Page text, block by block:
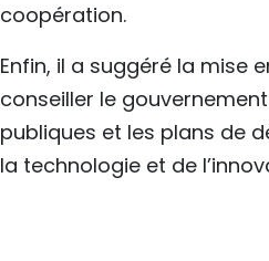
coopération.
Enfin, il a suggéré la mise
conseiller le
publiques et les plans de
la technologie et de